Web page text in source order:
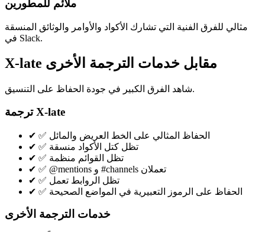
ملائم للمطورين
مثالي للفرق الفنية التي تشارك الأكواد والأوامر والوثائق المنسقة
في Slack.
X-late مقابل خدمات الترجمة الأخرى
شاهد الفرق الكبير في جودة الحفاظ على التنسيق.
ترجمة X-late
✔
✅ الحفاظ المثالي على الخط العريض والمائل
✔
✅ تظل كتل الأكواد منسقة
✔
✅ تظل القوائم منظمة
✔
✅ @mentions و #channels تعملان
✔
✅ تظل الروابط تعمل
✔
✅ الحفاظ على الرموز التعبيرية في المواضع الصحيحة
خدمات الترجمة الأخرى